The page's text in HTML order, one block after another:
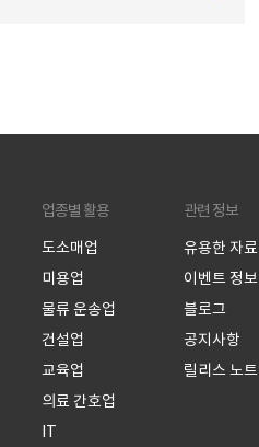
수, 목요일 MBC에서 방영되
을 그려내고 있는데요. ​ 현실적
로 많은 직장인들에게 공감과
고 있어 최근 큰 인기를 끌고
업종별 활용
도소매업
미용업
물류 운송업
건설업
교육업
의료 간호업
IT
관련 정보
유용한 자료
이벤트 정보
블로그
공지사항
릴리스 노트